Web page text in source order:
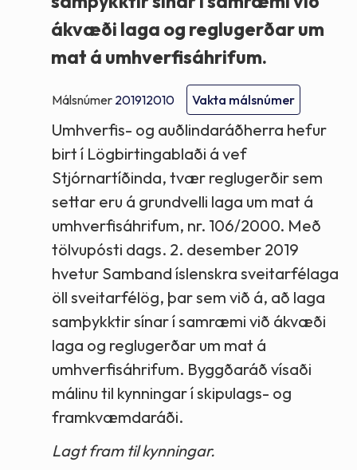
ákvæði laga og reglugerðar um
mat á umhverfisáhrifum.
Málsnúmer 201912010 Vakta málsnúmer
Umhverfis- og auðlindaráðherra hefur
birt í Lögbirtingablaði á vef
Stjórnartíðinda, tvær reglugerðir sem
settar eru á grundvelli laga um mat á
umhverfisáhrifum, nr. 106/2000. Með
tölvupósti dags. 2. desember 2019
hvetur Samband íslenskra sveitarfélaga
öll sveitarfélög, þar sem við á, að laga
samþykktir sínar í samræmi við ákvæði
laga og reglugerðar um mat á
umhverfisáhrifum. Byggðaráð vísaði
málinu til kynningar í skipulags- og
framkvæmdaráði.
Lagt fram til kynningar.